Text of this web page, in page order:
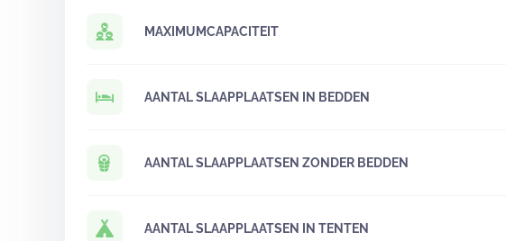
MAXIMUMCAPACITEIT
AANTAL SLAAPPLAATSEN IN BEDDEN
AANTAL SLAAPPLAATSEN ZONDER BEDDEN
AANTAL SLAAPPLAATSEN IN TENTEN